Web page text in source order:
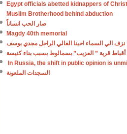
Egypt officials abetted kidnappers of
Muslim Brotherhood behind abduction
صار الحب انساناً
Magdy 40th memorial
نزف الي السماء اخينا الغالي الراحل مجدي يوسف
أقباط قرية ” العزيب” بسمالوط بسبب بناء كنيسة
In Russia, the shift in public opinion is
السجدات الملعونة